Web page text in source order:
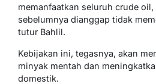
memanfaatkan seluruh crude
sebelumnya dianggap tidak
tutur Bahlil.
Kebijakan ini, tegasnya, akan
minyak mentah dan
domestik.